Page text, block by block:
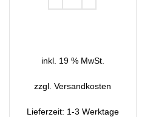
inkl. 19 % MwSt.
zzgl.Versandkosten
Lieferzeit: 1-3 Werktage